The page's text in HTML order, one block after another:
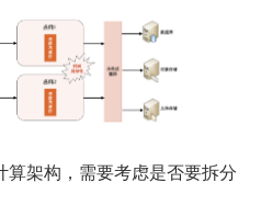
架构，需要考虑是否要拆分